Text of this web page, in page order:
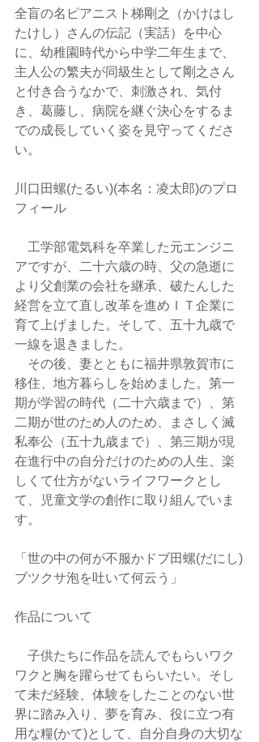
全盲の名ピアニスト梯剛之（かけはし
たけし）さんの伝記（実話）を中心
に、幼稚園時代から中学二年生まで、
主人公の繁夫が同級生として剛之さん
と付き合うなかで、刺激され、気付
き、葛藤し、病院を継ぐ決心をするま
での成長していく姿を見守ってくださ
い。
川口田螺(たるい)(本名：凌太郎)のプロ
フィール
工学部電気科を卒業した元エンジニ
アですが、二十六歳の時、父の急逝に
より父創業の会社を継承、破たんした
経営を立て直し改革を進めＩＴ企業に
育て上げました。そして、五十九歳で
一線を退きました。
その後、妻とともに福井県敦賀市に
移住、地方暮らしを始めました。第一
期が学習の時代（二十六歳まで）、第
二期が世のため人のため、まさしく滅
私奉公（五十九歳まで）、第三期が現
在進行中の自分だけのための人生、楽
しくて仕方がないライフワークとし
て、児童文学の創作に取り組んでいま
す。
「世の中の何が不服かドブ田螺(だにし)
ブツクサ泡を吐いて何云う」
作品について
子供たちに作品を読んでもらいワク
ワクと胸を躍らせてもらいたい。そし
て未だ経験、体験をしたことのない世
界に踏み入り、夢を育み、役に立つ有
用な糧(かて)として、自分自身の大切な